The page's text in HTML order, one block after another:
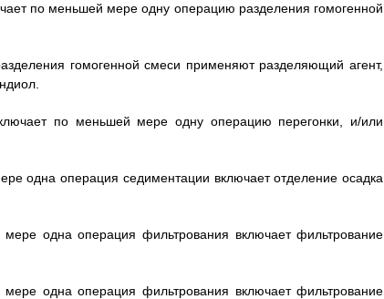
по меньшей мере одну операцию разделения гомогенной
гомогенной смеси применяют разделяющий агент,
по меньшей мере одну операцию перегонки, и/или
одна операция седиментации включает отделение осадка
одна операция фильтрования включает фильтрование
одна операция фильтрования включает фильтрование